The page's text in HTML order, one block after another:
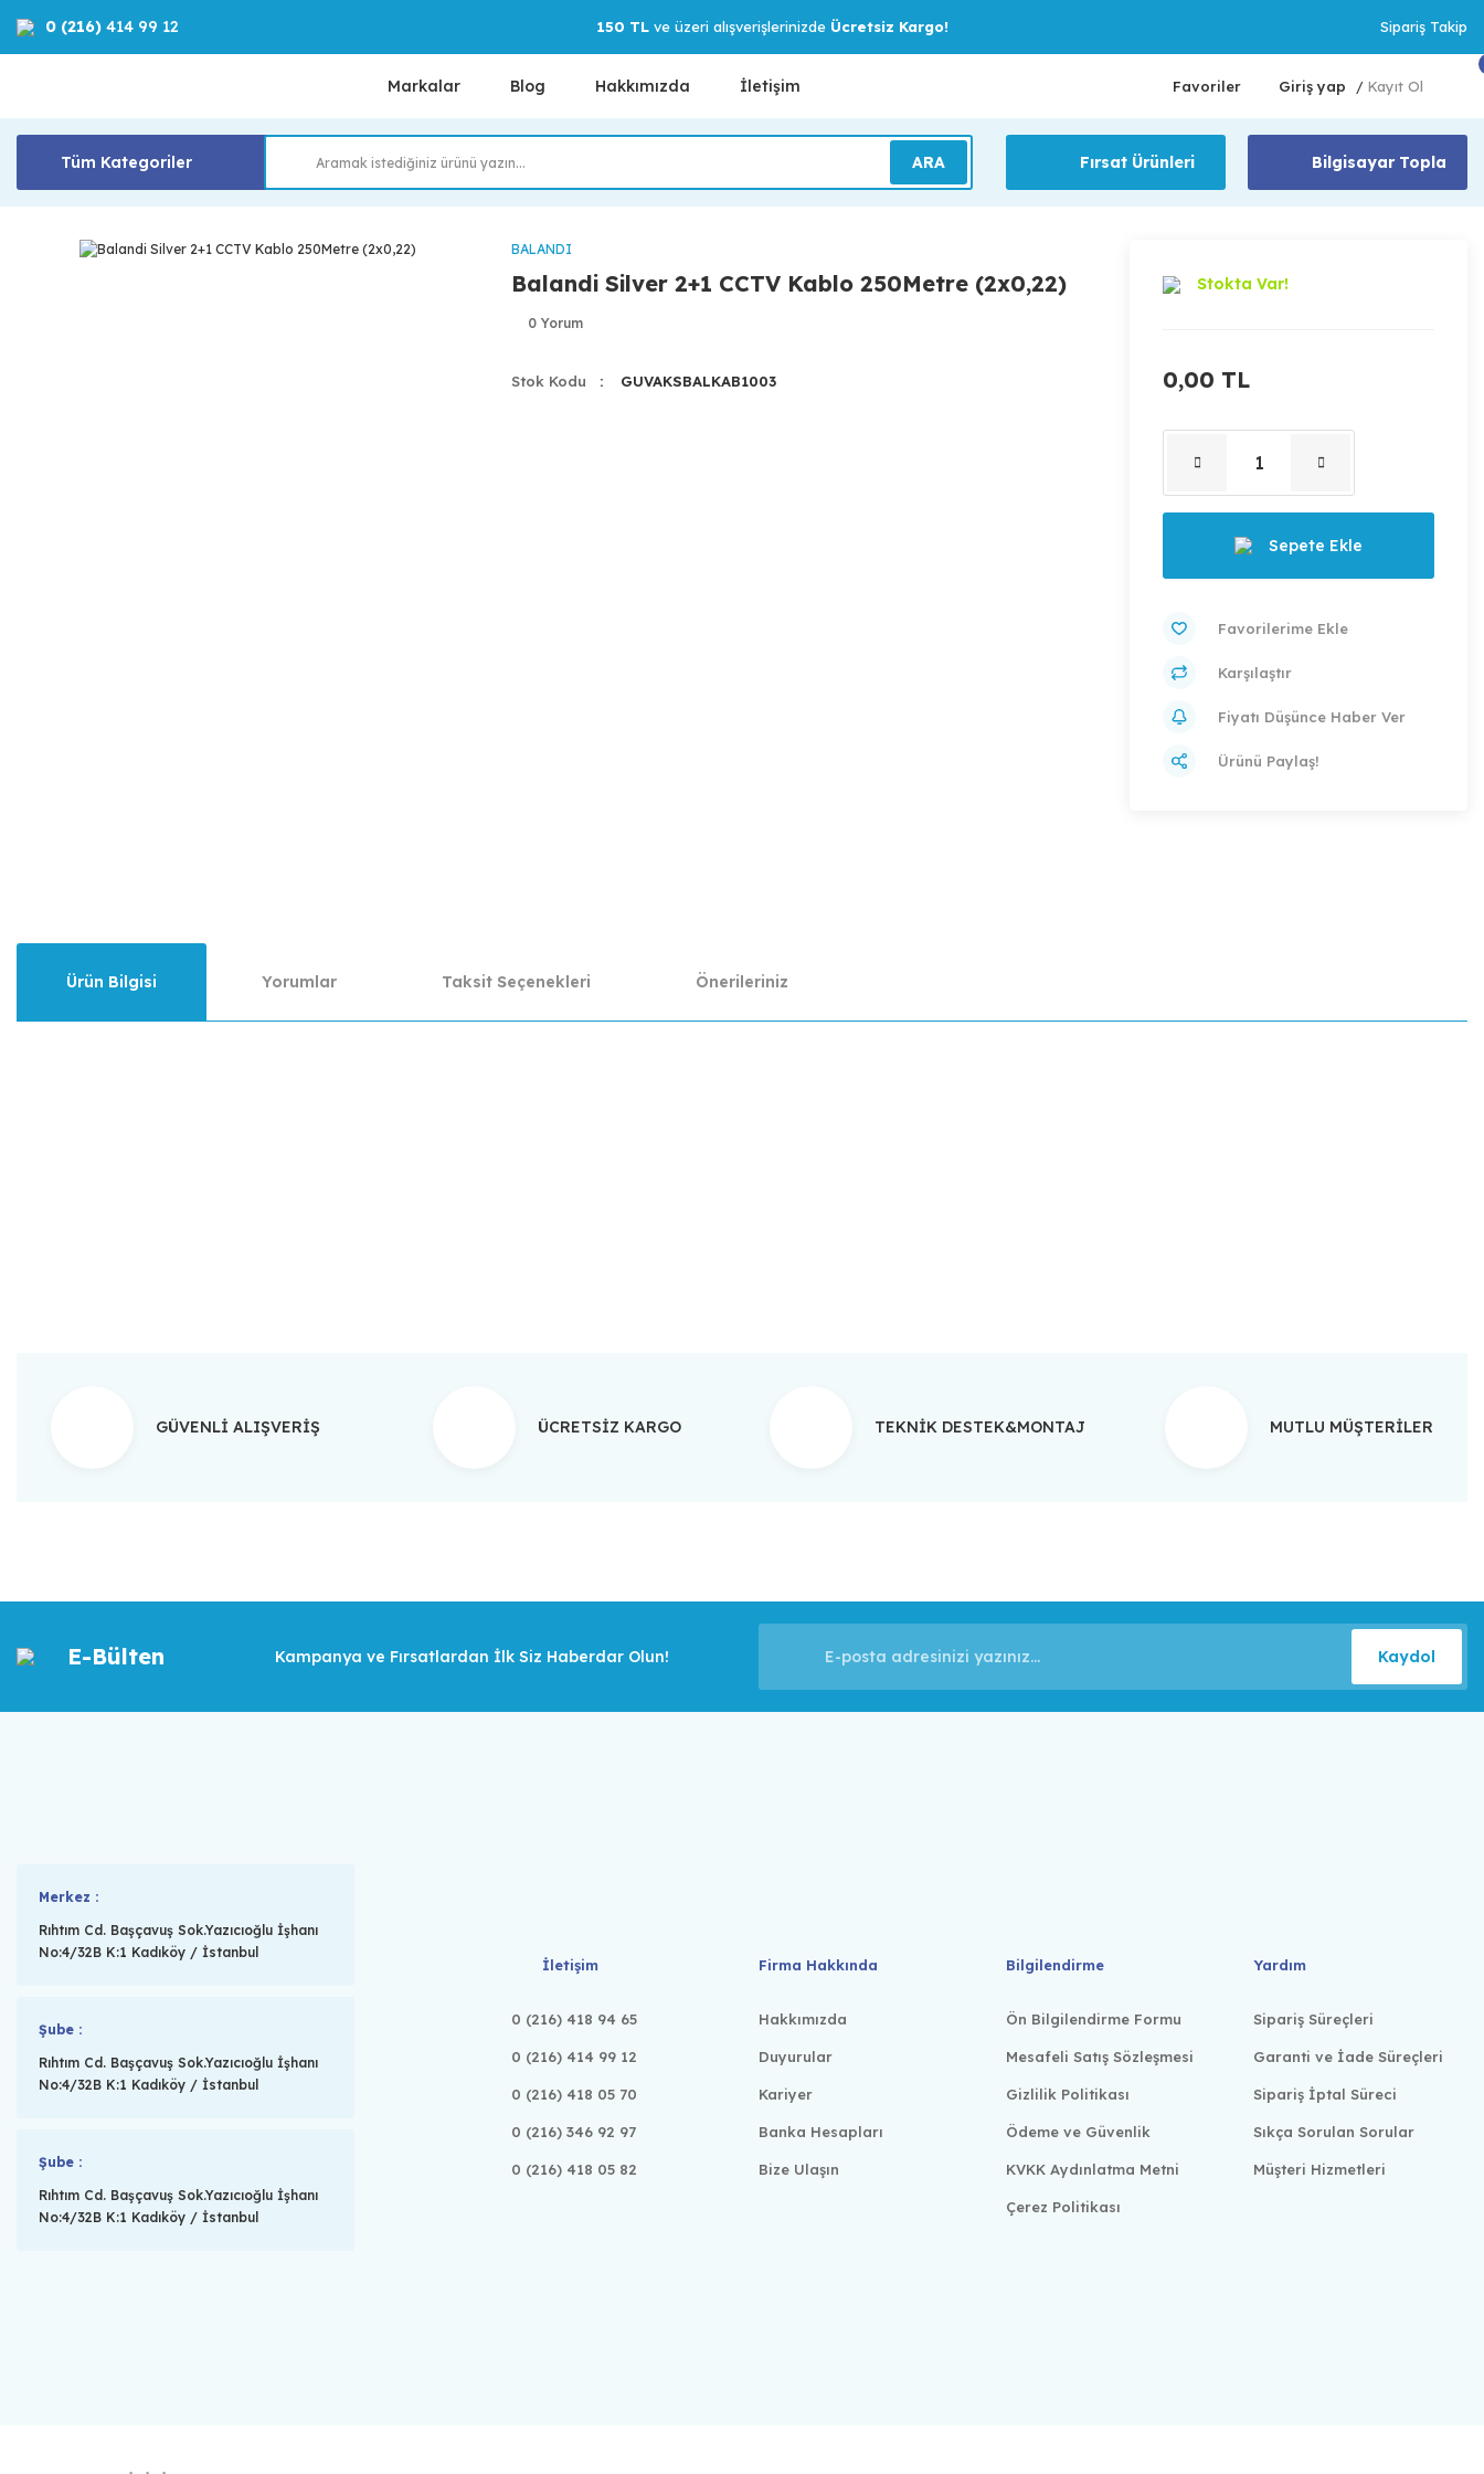
0 (216) 414 99 12 150 TLve üzeri alışverişlerinizde Ücretsiz Kargo! Sipariş Takip
Markalar Blog Hakkımızda İletişim Favoriler Giriş yap / Kayıt Ol
Tüm Kategoriler ARA Fırsat Ürünleri Bilgisayar Topla
BALANDI
Balandi Silver 2+1 CCTV Kablo 250Metre (2x0,22)
0 Yorum
Stok Kodu GUVAKSBALKAB1003
Stokta Var!
0,00 TL
Sepete Ekle
Karşılaştır
Fiyatı Düşünce Haber Ver
Ürünü Paylaş!
Ürün Bilgisi Yorumlar Taksit Seçenekleri Önerileriniz
GÜVENLİ ALIŞVERİŞ ÜCRETSİZ KARGO TEKNİK DESTEK&MONTAJ MUTLU MÜŞTERİLER
E-Bülten Kampanya ve Fırsatlardan İlk Siz Haberdar Olun! Kaydol
Merkez :
Rıhtım Cd. Başçavuş Sok.Yazıcıoğlu İşhanı
No:4/32B K:1 Kadıköy / İstanbul
Şube :
Rıhtım Cd. Başçavuş Sok.Yazıcıoğlu İşhanı
No:4/32B K:1 Kadıköy / İstanbul
Şube :
Rıhtım Cd. Başçavuş Sok.Yazıcıoğlu İşhanı
No:4/32B K:1 Kadıköy / İstanbul
İletişim
0 (216) 418 94 65
0 (216) 414 99 12
0 (216) 418 05 70
0 (216) 346 92 97
0 (216) 418 05 82
Firma Hakkında
Hakkımızda
Duyurular
Kariyer
Banka Hesapları
Bize Ulaşın
Bilgilendirme
Ön Bilgilendirme Formu
Mesafeli Satış Sözleşmesi
Gizlilik Politikası
Ödeme ve Güvenlik
KVKK Aydınlatma Metni
Çerez Politikası
Yardım
Sipariş Süreçleri
Garanti ve İade Süreçleri
Sipariş İptal Süreci
Sıkça Sorulan Sorular
Müşteri Hizmetleri